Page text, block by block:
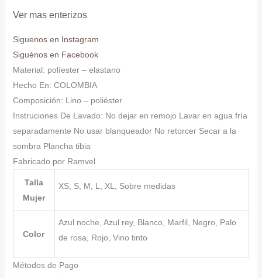
Ver mas enterizos
Siguenos en Instagram
Siguénos en Facebook
Material: políester – elastano
Hecho En: COLOMBIA
Composición: Lino – poliéster
Instruciones De Lavado: No dejar en remojo Lavar en agua fría
separadamente No usar blanqueador No retorcer Secar a la
sombra Plancha tibia
Fabricado por Ramvel
Talla
Mujer
XS, S, M, L, XL, Sobre medidas
Color
Azul noche, Azul rey, Blanco, Marfil, Negro, Palo
de rosa, Rojo, Vino tinto
Métodos de Pago